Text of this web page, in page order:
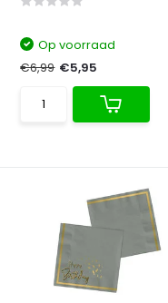
Op voorraad
€6,99 €5,95